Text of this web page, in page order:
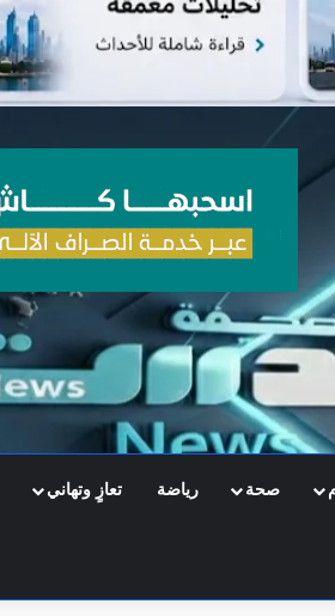
صحة رياضة تعازٍ وتهاني